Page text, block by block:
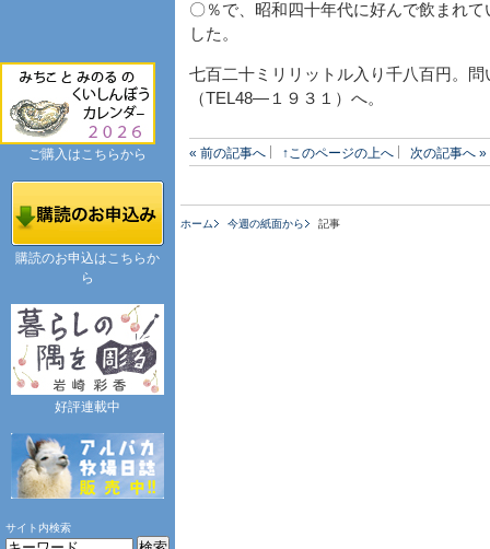
〇％で、昭和四十年代に好んで飲まれ
した。
七百二十ミリリットル入り千八百円。問
（TEL48―１９３１）へ。
« 前の記事へ ↑このページの上へ 次の記事へ »
ホーム 今週の紙面から 記事
ご購入はこちらから
購読のお申込はこちらか
ら
好評連載中
サイト内検索